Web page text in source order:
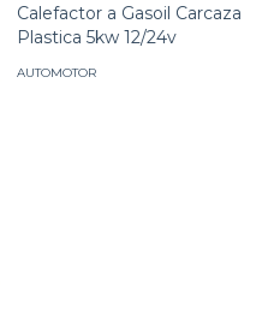
Calefactor a Gasoil Carcaza
Plastica 5kw 12/24v
AUTOMOTOR